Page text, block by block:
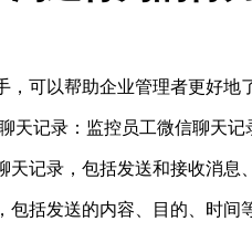
可以帮助企业管理者更好地
天记录：监控员工微信聊天记
记录，包括发送和接收消息
括发送的内容、目的、时间